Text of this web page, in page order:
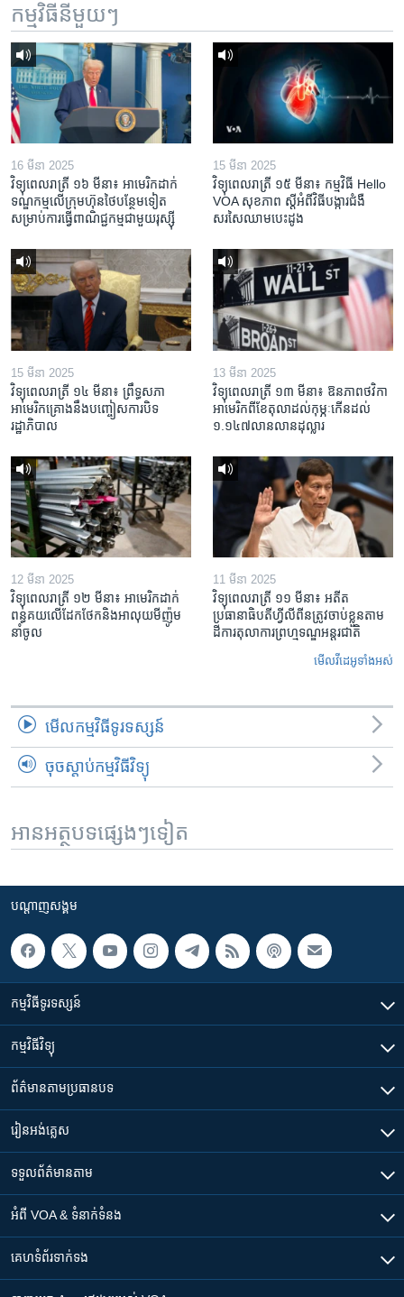
កម្មវិធី​នីមួយៗ
16 មីនា 2025
វិទ្យុពេលរាត្រី ១៦ មីនា៖ អាមេរិក​ដាក់​
ទណ្ឌកម្ម​លើ​ក្រុមហ៊ុន​ថៃ​បន្ថែម​ទៀត​
សម្រាប់​ការ​ធ្វើ​ពាណិជ្ជកម្ម​ជាមួយ​រុស្ស៊ី
15 មីនា 2025
វិទ្យុពេលរាត្រី ១៥ មីនា៖ កម្មវិធី ​Hello
VOA សុខភាព ស្ដី​អំពី​វិធី​បង្ការ​ជំងឺ​
សរសៃ​ឈាម​បេះដូង
15 មីនា 2025
វិទ្យុពេលរាត្រី ១៤ មីនា៖ ព្រឹទ្ធសភា
អាមេរិកគ្រោងនឹងបញ្ចៀសការបិទ
រដ្ឋាភិបាល
13 មីនា 2025
វិទ្យុពេលរាត្រី ១៣ មីនា៖ ឱនភាព​ថវិកា​
អាមេរិក​ពី​ខែ​តុលា​ដល់​កុម្ភៈ​កើន​ដល់​
១.១៤៧​លានលាន​ដុល្លារ
12 មីនា 2025
វិទ្យុពេលរាត្រី ១២ មីនា៖ អាមេរិក​ដាក់​
ពន្ធគយ​លើ​ដែកថែក​និង​អាលុយ​មីញ៉ូម​
នាំចូល
11 មីនា 2025
វិទ្យុពេលរាត្រី ១១ មីនា៖ អតីត​
ប្រធានាធិបតីហ្វីលីពីន​ត្រូវ​ចាប់ខ្លួនតាម
ដីការ​តុលាការ​ព្រហ្មទណ្ឌ​អន្តរជាតិ
មើល​វីដេអូ​ទាំង​អស់
មើល​កម្មវិធី​ទូរទស្សន៍
ចុចស្តាប់កម្មវិធីវិទ្យុ
អានអត្ថបទផ្សេងៗទៀត
បណ្តាញ​សង្គម
កម្មវិធី​ទូរទស្សន៍
កម្មវិធី​វិទ្យុ
ព័ត៌មាន​តាមប្រធានបទ​
រៀន​​អង់គ្លេស
ទទួល​ព័ត៌មាន​តាម
អំពី​ VOA & ទំនាក់ទំនង
គេហទំព័រ​​ទាក់ទង